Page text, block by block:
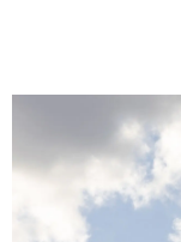
STORIES
DESCARGAS